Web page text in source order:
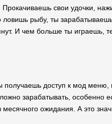
свои удочки,
ловишь рыбу, ты
И чем больше ты играешь,
доступ к мод меню,
зарабатывать, особенно
ожидания. А это